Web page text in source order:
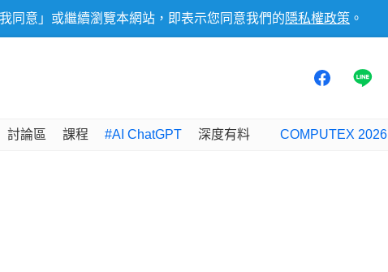
同意」或繼續瀏覽本網站，即表示您同意我們的 隱私權政策 。
討論區 課程 #AI ChatGPT 深度有料 COMPUTEX 2026